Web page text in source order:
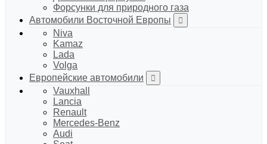
Форсунки для природного газа
Автомобили Восточной Европы
Niva
Kamaz
Lada
Volga
Европейские автомобили
Vauxhall
Lancia
Renault
Mercedes-Benz
Audi